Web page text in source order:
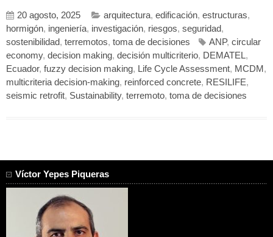
20 agosto, 2025 arquitectura, edificación, estructuras,
hormigón, ingeniería, investigación, riesgos, seguridad,
sostenibilidad, terremotos, toma de decisiones ANP, circular
economy, decision making, decisión multicriterio, DEMATEL,
Ecuador, fuzzy decision making, Life Cycle Assessment, MCDM ,
multicriteria decision-making, reinforced concrete, RESILIFE,
seismic retrofit, Sustainability, terremoto, toma de decisiones
Víctor Yepes Piqueras